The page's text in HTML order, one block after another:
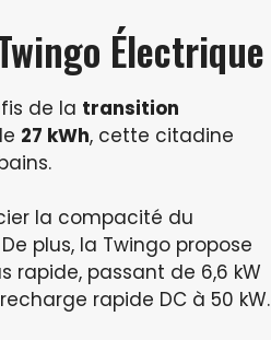
Électrique
de la transition
27 kWh, cette citadine
la compacité du
plus, la Twingo propose
rapide, passant de 6,6 kW
rapide DC à 50 kW.